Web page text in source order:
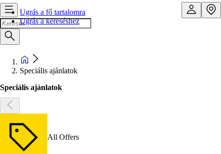
Ugrás a fő tartalomra
Ugrás a kereséshez
Speciális ajánlatok
Speciális ajánlatok
All Offers